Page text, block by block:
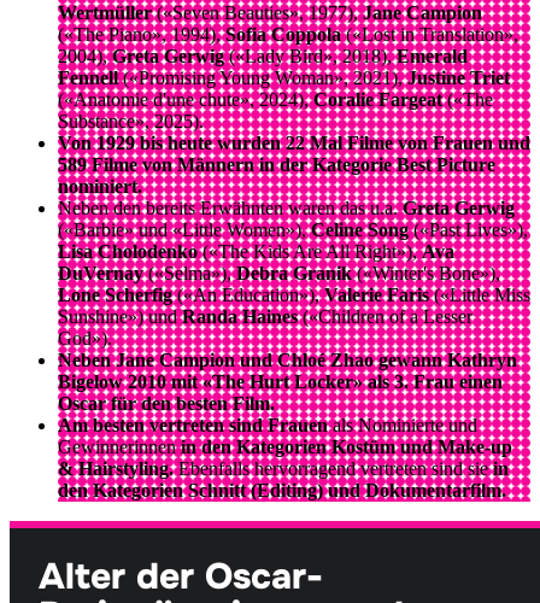
Wertmüller(«Seven Beauties», 1977),Jane Campion
(«The Piano», 1994),Sofia Coppola(«Lost in Translation»,
2004),Greta Gerwig(«Lady Bird», 2018),Emerald
Fennell(«Promising Young Woman», 2021),Justine Triet
(«Anatomie d'une chute», 2024),Coralie Fargeat(«The
Substance», 2025).
Von 1929 bis heute wurden 22 Mal Filme von Frauen und
589 Filme von Männern in der Kategorie Best Picture
nominiert.
Neben den bereits Erwähnten waren das u.a.Greta Gerwig
(«Barbie» und «Little Women»),Celine Song(«Past Lives»),
Lisa Cholodenko(«The Kids Are All Right»),Ava
DuVernay(«Selma»),Debra Granik(«Winter's Bone»),
Lone Scherfig(«An Education»),Valerie Faris(«Little Miss
Sunshine») undRanda Haines(«Children of a Lesser
God»).
Neben Jane Campion und Chloé Zhao gewann Kathryn
Bigelow 2010 mit «The Hurt Locker» als 3. Frau einen
Oscar für den besten Film.
Am besten vertreten sind Frauenals Nominierte und
Gewinnerinnenin den Kategorien Kostüm und Make-up
& Hairstyling.Ebenfalls hervorragend vertreten sind siein
den Kategorien Schnitt (Editing) und Dokumentarfilm.